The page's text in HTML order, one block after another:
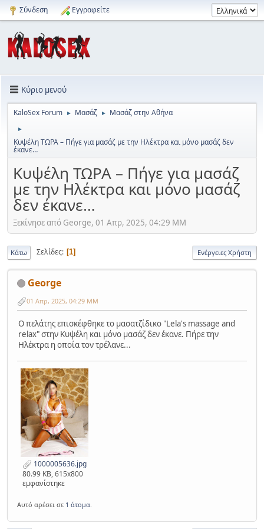
Σύνδεση Εγγραφείτε
Κύριο μενού
KaloSex Forum ► Μασάζ ► Μασάζ στην Αθήνα
►
Κυψέλη ΤΩΡΑ – Πήγε για μασάζ με την Ηλέκτρα και μόνο μασάζ δεν
έκανε…
Κυψέλη ΤΩΡΑ – Πήγε για μασάζ
με την Ηλέκτρα και μόνο μασάζ
δεν έκανε…
Ξεκίνησε από George, 01 Απρ, 2025, 04:29 ΜΜ
Κάτω Σελίδες 1 Ενέργειες Χρήστη
George
01 Απρ, 2025, 04:29 ΜΜ
Ο πελάτης επισκέφθηκε το μασατζίδικο "Lela's massage and
relax" στην Κυψέλη και μόνο μασάζ δεν έκανε. Πήρε την
Ηλέκτρα η οποία τον τρέλανε...
1000005636.jpg
80.99 KB, 615x800
εμφανίστηκε
Αυτό αρέσει σε 1 άτομα